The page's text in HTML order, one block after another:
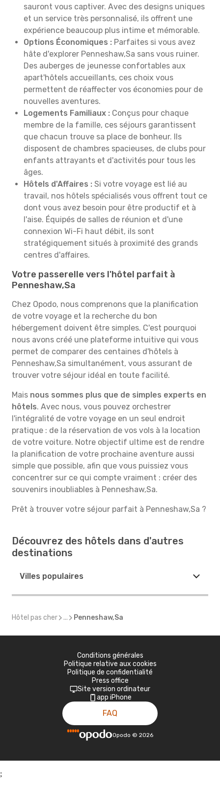
sauront vous captiver. Avec des designs uniques
et un service très personnalisé, ils offrent une
expérience beaucoup plus intime et mémorable.
Options Économiques : Parfaites si vous avez
hâte d'explorer Penneshaw,Sa sans vous ruiner.
Des auberges de jeunesse confortables aux
apart'hôtels accueillants, ces choix vous
permettent de réaffecter vos économies pour de
nouvelles aventures.
Logements Familiaux : Conçus pour chaque
membre de la famille, ces séjours garantissent
que chacun trouve sa place de bonheur. Ils
disposent de chambres spacieuses, de clubs pour
enfants attrayants et d'activités pour tous les
âges.
Hôtels d'Affaires : Si votre voyage est lié au
travail, nos hôtels spécialisés vous offrent tout ce
dont vous avez besoin pour être productif et à
l'aise. Équipés de salles de réunion et d'une
connexion Wi-Fi haut débit, ils sont
stratégiquement situés à proximité des grands
centres d'affaires.
Votre passerelle vers l'hôtel parfait à
Penneshaw,Sa
Chez Opodo, nous comprenons que la planification
de votre voyage et la recherche du bon
hébergement doivent être simples. C'est pourquoi
nous avons créé une plateforme intuitive qui vous
permet de comparer des centaines d'hôtels à
Penneshaw,Sa simultanément, vous assurant de
trouver votre séjour idéal en toute facilité.
Mais nous sommes plus que de simples experts en
hôtels. Avec nous, vous pouvez orchestrer
l'intégralité de votre voyage en un seul endroit
pratique : de la réservation de vos vols à la location
de votre voiture. Notre objectif ultime est de rendre
la planification de votre prochaine aventure aussi
simple que possible, afin que vous puissiez vous
concentrer sur ce qui compte vraiment : créer des
souvenirs inoubliables à Penneshaw,Sa.
Prêt à trouver votre séjour parfait à Penneshaw,Sa ?
Découvrez des hôtels dans d'autres
destinations
Villes populaires
Hôtel pas cher ... Penneshaw,Sa
Conditions générales
Politique relative aux cookies
Politique de confidentialité
Press office
Site version ordinateur
app iPhone
FAQ
Opodo © 2026
;